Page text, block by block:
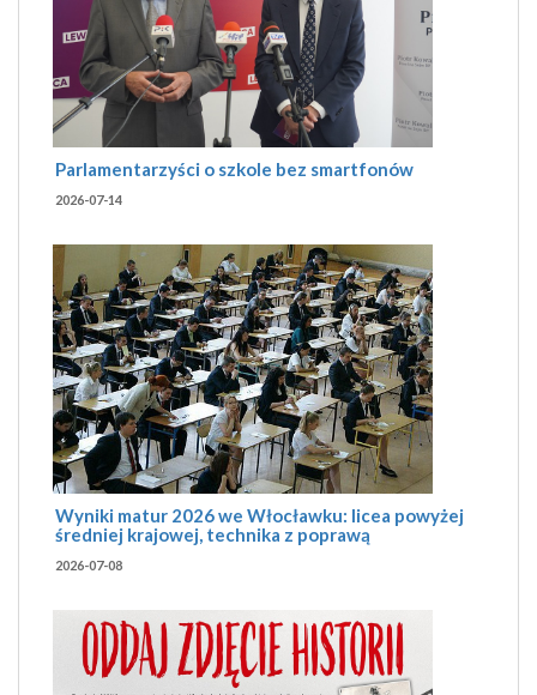
Parlamentarzyści o szkole bez smartfonów
2026-07-14
Wyniki matur 2026 we Włocławku: licea powyżej
średniej krajowej, technika z poprawą
2026-07-08